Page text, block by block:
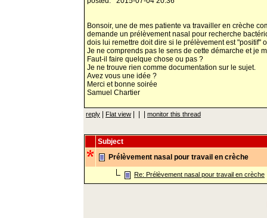
Bonsoir, une de mes patiente va travailler en crèche
demande un prélèvement nasal pour recherche
dois lui remettre doit dire si le prélèvement est "positif"
Je ne comprends pas le sens de cette démarche et je
Faut-il faire quelque chose ou pas ?
Je ne trouve rien comme documentation sur le sujet.
Avez vous une idée ?
Merci et bonne soirée
Samuel Chartier
reply Flat view monitor this thread
Subject
Prélèvement nasal pour travail en crèche
Re: Prélèvement nasal pour travail en crèche